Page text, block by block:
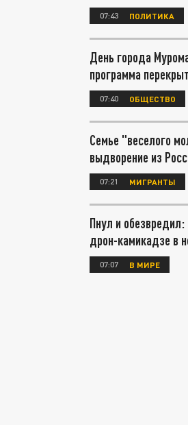
07:43 ПОЛИТИКА
День города
программа
07:40 ОБЩЕСТВО
Семье "веселого
выдворение из
07:21 МИГРАНТЫ
Пнул и обезвредил:
дрон-камикадзе в
07:07 В МИРЕ